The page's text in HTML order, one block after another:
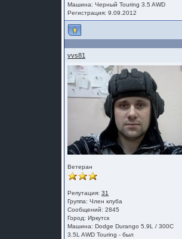
Машина: Черный Touring 3.5 AWD
Регистрация: 9.09.2012
vvs81
Ветеран
Репутация:31
Группа:Член клуба
Сообщений: 2845
Город: Иркутск
Машина: Dodge Durango 5.9L / 300C
3.5L AWD Touring - был